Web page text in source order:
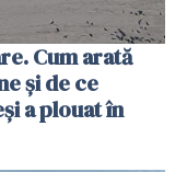
Cum arată
și de ce
a plouat în